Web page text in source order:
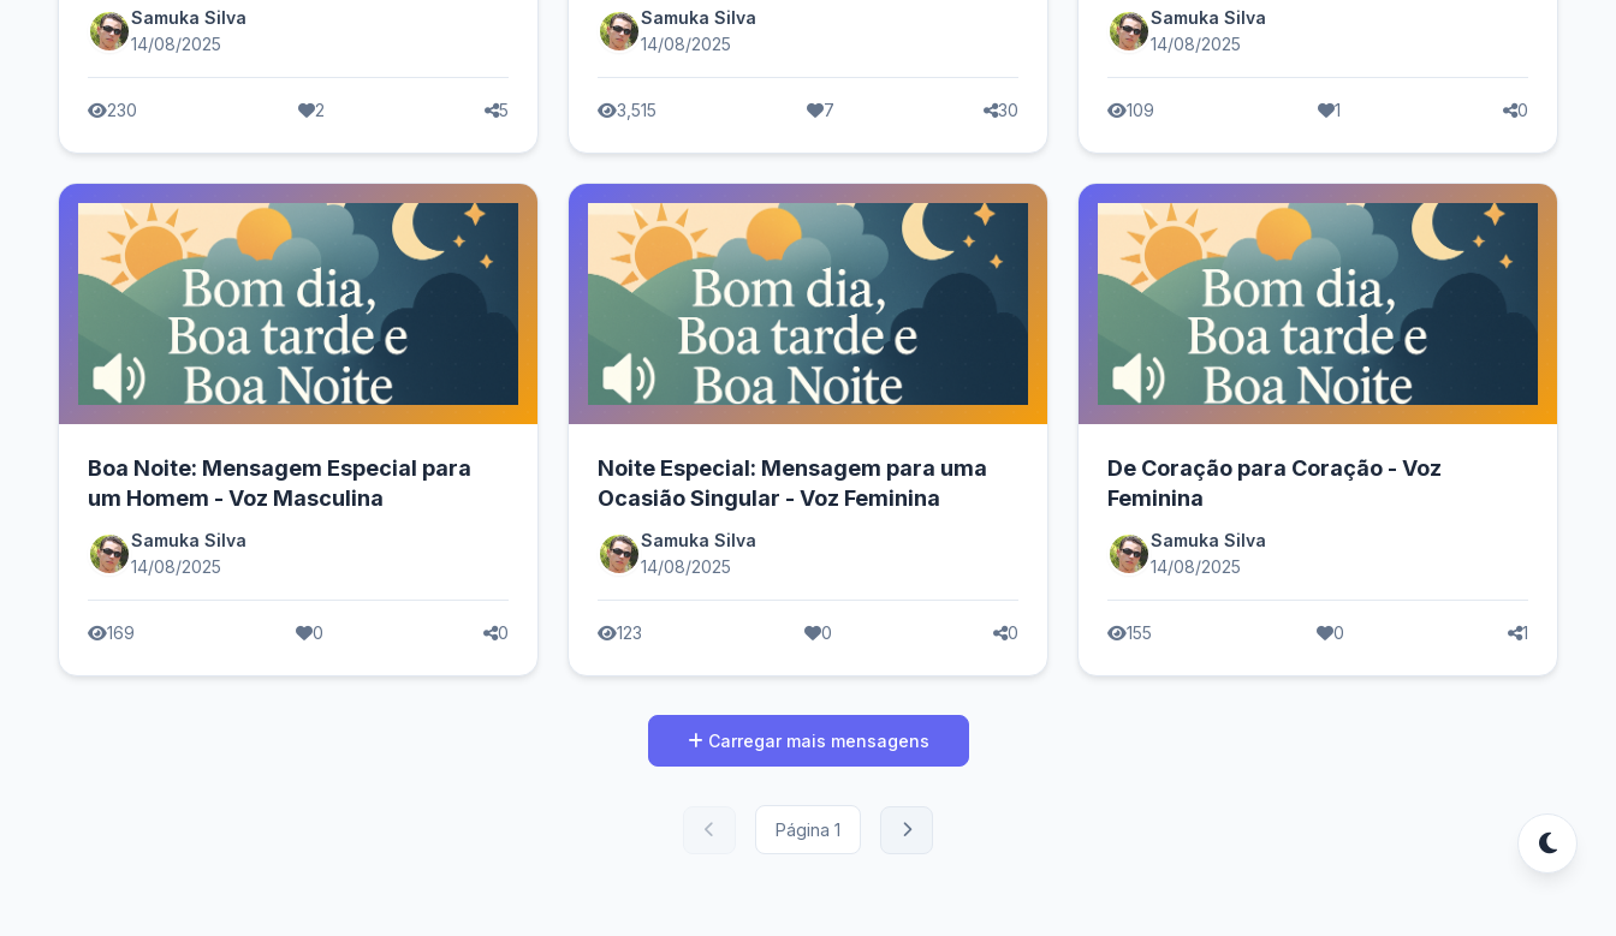
Samuka Silva
14/08/2025
230 2 5
Samuka Silva
14/08/2025
3,515 7 30
Samuka Silva
14/08/2025
109 1 0
Boa Noite: Mensagem Especial para
um Homem - Voz Masculina
Samuka Silva
14/08/2025
169 0 0
Noite Especial: Mensagem para uma
Ocasião Singular - Voz Feminina
Samuka Silva
14/08/2025
123 0 0
De Coração para Coração - Voz
Feminina
Samuka Silva
14/08/2025
155 0 1
Carregar mais mensagens
Página 1